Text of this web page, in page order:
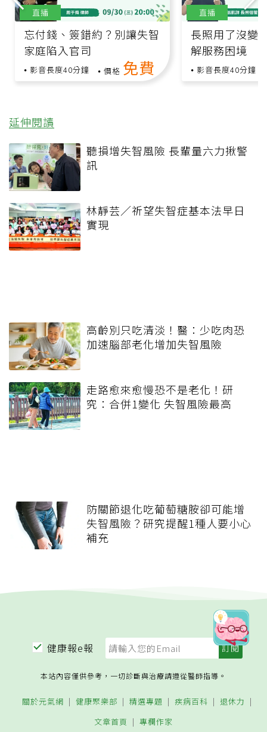
忘付錢、簽錯約？別讓失智
家庭陷入官司
影音長度40分鐘 價格 免費
直播
長照用了沒變
解服務困境
影音長度40分鐘
直播
延伸閱讀
聽損增失智風險 長輩量六力揪警
訊
林靜芸／祈望失智症基本法早日
實現
高齡別只吃清淡！醫：少吃肉恐
加速腦部老化增加失智風險
走路愈來愈慢恐不是老化！研
究：合併1變化 失智風險最高
防關節退化吃葡萄糖胺卻可能增
失智風險？研究提醒1種人要小心
補充
健康報e報
本站內容僅供參考，一切診斷與治療請遵從醫師指導。
關於元氣網 健康聚樂部 精選專題 疾病百科
退休力
文章首頁
專欄作家